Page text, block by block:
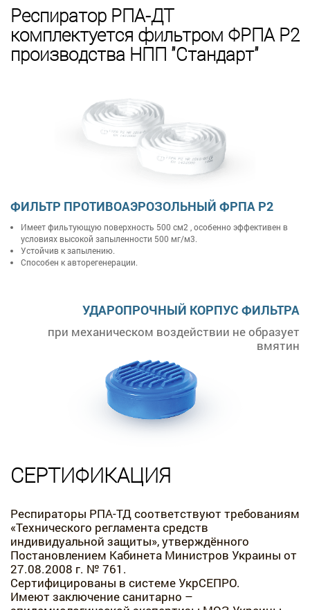
Респиратор РПА-ДТ
комплектуется фильтром ФРПА Р2
производства НПП "Стандарт"
ФИЛЬТР ПРОТИВОАЭРОЗОЛЬНЫЙ ФРПА Р2
Имеет фильтующую поверхность 500 см2 , особенно эффективен в
условиях высокой запыленности 500 мг/м3.
Устойчив к запылению.
Способен к авторегенерации.
УДАРОПРОЧНЫЙ КОРПУС ФИЛЬТРА
при механическом воздействии не образует
вмятин
СЕРТИФИКАЦИЯ
Респираторы РПА-ТД соответствуют требованиям
«Технического регламента средств
индивидуальной защиты», утверждённого
Постановлением Кабинета Министров Украины от
27.08.2008 г. № 761.
Сертифицированы в системе УкрСЕПРО.
Имеют заключение санитарно –